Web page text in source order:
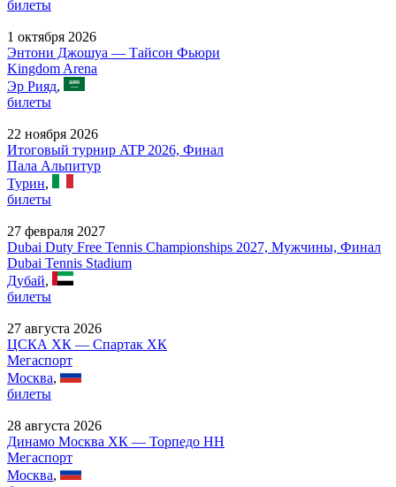
билеты
1 октября 2026
Энтони Джошуа — Тайсон Фьюри
Kingdom Arena
Эр Рияд,
билеты
22 ноября 2026
Итоговый турнир ATP 2026, Финал
Пала Альпитур
Турин,
билеты
27 февраля 2027
Dubai Duty Free Tennis Championships 2027, Мужчины, Финал
Dubai Tennis Stadium
Дубай,
билеты
27 августа 2026
ЦСКА ХК — Спартак ХК
Мегаспорт
Москва,
билеты
28 августа 2026
Динамо Москва ХК — Торпедо НН
Мегаспорт
Москва,